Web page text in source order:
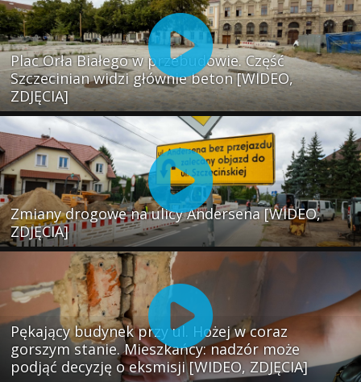
Plac Orła Białego w przebudowie. Część
Szczecinian widzi głównie beton [WIDEO,
ZDJĘCIA]
Zmiany drogowe na ulicy Andersena [WIDEO,
ZDJĘCIA]
Pękający budynek przy ul. Hożej w coraz
gorszym stanie. Mieszkańcy: nadzór może
podjąć decyzję o eksmisji [WIDEO, ZDJĘCIA]